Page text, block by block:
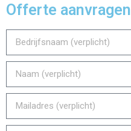
Offerte aanvragen